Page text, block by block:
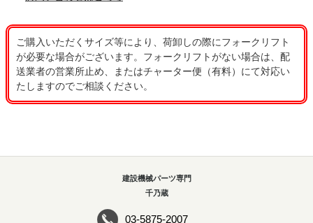
ご購入いただくサイズ等により、荷卸しの際にフォークリフト
が必要な場合がございます。フォークリフトがない場合は、配
送業者の営業所止め、またはチャーター便（有料）にて対応い
たしますのでご相談ください。
建設機械パーツ専門
千乃蔵
03-5875-2007